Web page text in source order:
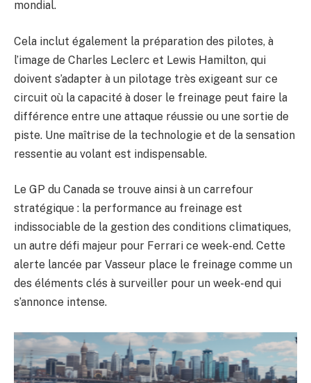
mondial.
Cela inclut également la préparation des pilotes, à
l’image de Charles Leclerc et Lewis Hamilton, qui
doivent s’adapter à un pilotage très exigeant sur ce
circuit où la capacité à doser le freinage peut faire la
différence entre une attaque réussie ou une sortie de
piste. Une maîtrise de la technologie et de la sensation
ressentie au volant est indispensable.
Le GP du Canada se trouve ainsi à un carrefour
stratégique : la performance au freinage est
indissociable de la gestion des conditions climatiques,
un autre défi majeur pour Ferrari ce week-end. Cette
alerte lancée par Vasseur place le freinage comme un
des éléments clés à surveiller pour un week-end qui
s’annonce intense.